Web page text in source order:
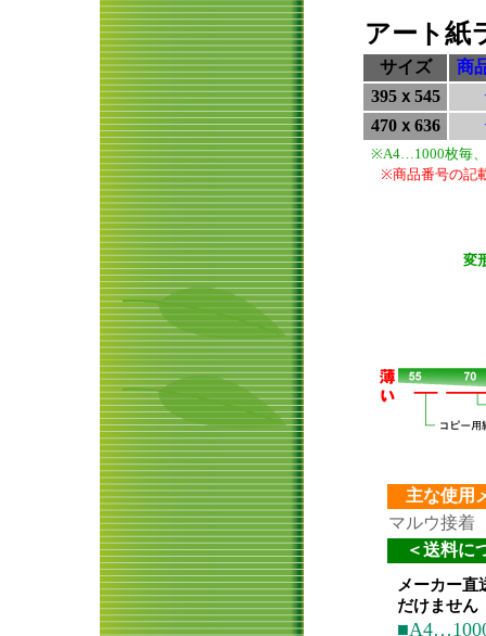
アート紙
サイズ
商
395ｘ545
470ｘ636
※A4…1000枚毎、
※商品番号の記
変
主な使用
マルウ接着
＜送料に